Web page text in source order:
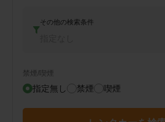
その他の検索条件
禁煙/喫煙
指定無し 禁煙 喫煙